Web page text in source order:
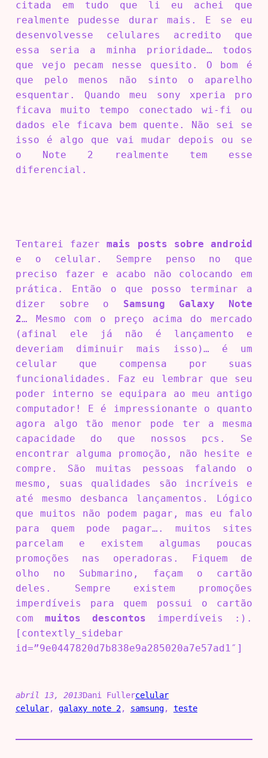
citada em tudo que li eu achei que
realmente pudesse durar mais. E se eu
desenvolvesse celulares acredito que
essa seria a minha prioridade… todos
que vejo pecam nesse quesito. O bom é
que pelo menos não sinto o aparelho
esquentar. Quando meu sony xperia pro
ficava muito tempo conectado wi-fi ou
dados ele ficava bem quente. Não sei se
isso é algo que vai mudar depois ou se
o Note 2 realmente tem esse
diferencial.
Tentarei fazermais posts sobre android
e o celular. Sempre penso no que
preciso fazer e acabo não colocando em
prática. Então o que posso terminar a
dizer sobre o Samsung Galaxy Note
2… Mesmo com o preço acima do mercado
(afinal ele já não é lançamento e
deveriam diminuir mais isso)… é um
celular que compensa por suas
funcionalidades. Faz eu lembrar que seu
poder interno se equipara ao meu antigo
computador! E é impressionante o quanto
agora algo tão menor pode ter a mesma
capacidade do que nossos pcs. Se
encontrar alguma promoção, não hesite e
compre. São muitas pessoas falando o
mesmo, suas qualidades são incríveis e
até mesmo desbanca lançamentos. Lógico
que muitos não podem pagar, mas eu falo
para quem pode pagar…. muitos sites
parcelam e existem algumas poucas
promoções nas operadoras. Fiquem de
olho no Submarino, façam o cartão
deles. Sempre existem promoções
imperdíveis para quem possui o cartão
com muitos descontos imperdíveis :).
[contextly_sidebar
id=”9e0447820d7b838e9a285020a7e57ad1″]
abril 13, 2013Dani Fullercelular
celular, galaxy note 2, samsung, teste